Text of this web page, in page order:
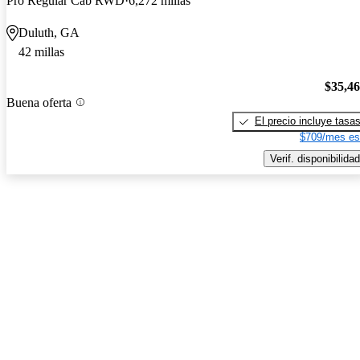
Duluth, GA
42 millas
Buena oferta
El precio incluye tasas
$709/mes
Verif. disponibilidad